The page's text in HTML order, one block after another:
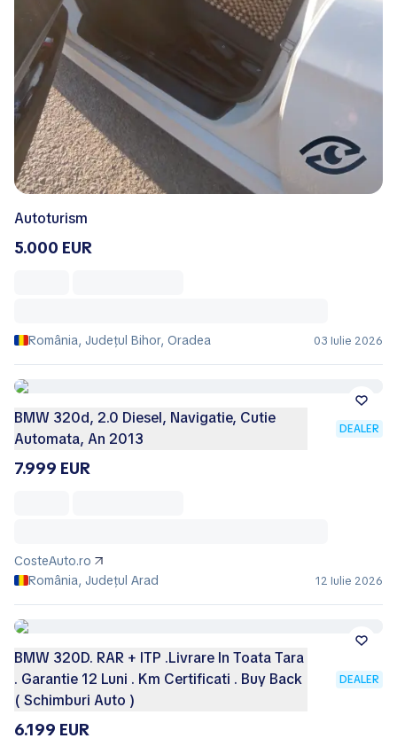
Autoturism
5.000 EUR
România, Județul Bihor, Oradea 03 Iulie 2026
BMW 320d, 2.0 Diesel, Navigatie, Cutie
Automata, An 2013
DEALER
7.999 EUR
CosteAuto.ro
România, Județul Arad
12 Iulie 2026
BMW 320D. RAR + ITP .Livrare In Toata Tara
. Garantie 12 Luni . Km Certificati . Buy Back
( Schimburi Auto )
DEALER
6.199 EUR